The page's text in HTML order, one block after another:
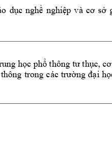
dục nghề nghiệp và cơ sở
học phổ thông tư thục, cơ
thông trong các trường đại